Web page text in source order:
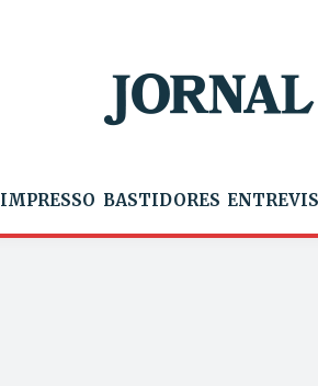
IMPRESSO BASTIDORES